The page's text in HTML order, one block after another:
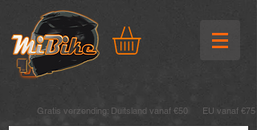
Gratis verzending: Duitsland vanaf €50 EU vanaf €75